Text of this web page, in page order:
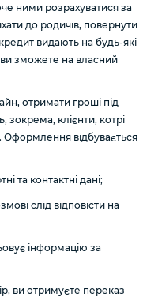
ними розрахуватися за
до родичів, повернути
видають на будь-які
зможете на власний
отримати гроші під
зокрема, клієнти, котрі
Оформлення відбувається
та контактні дані;
слід відповісти на
інформацію за
ви отримуєте переказ